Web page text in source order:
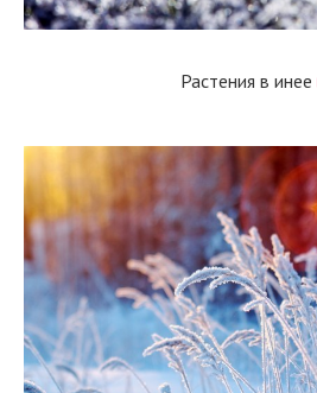
Растения в инее